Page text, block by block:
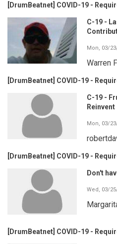
[DrumBeatnet] COVID-19 -
C-19 -
Mon, 03/
Warren
[DrumBeatnet] COVID-19 -
C-19 -
Reinvent
Mon, 03/
[DrumBeatnet] COVID-19 -
Don't
Wed, 03/
[DrumBeatnet] COVID-19 -